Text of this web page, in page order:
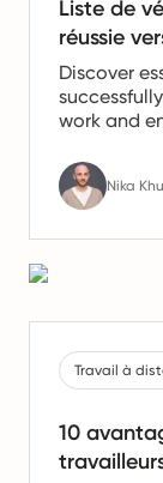
Liste de
réussie
Discover
work and
Nika
Travail à
10